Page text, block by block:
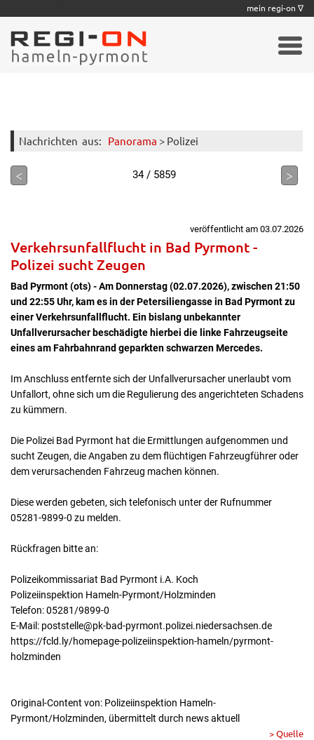
Nachrichten aus: Panorama > Polizei
< 34 / 5859 >
veröffentlicht am 03.07.2026
Verkehrsunfallflucht in Bad Pyrmont -
Polizei sucht Zeugen
Bad Pyrmont (ots) - Am Donnerstag (02.07.2026), zwischen 21:50
und 22:55 Uhr, kam es in der Petersiliengasse in Bad Pyrmont zu
einer Verkehrsunfallflucht. Ein bislang unbekannter
Unfallverursacher beschädigte hierbei die linke Fahrzeugseite
eines am Fahrbahnrand geparkten schwarzen Mercedes.
Im Anschluss entfernte sich der Unfallverursacher unerlaubt vom
Unfallort, ohne sich um die Regulierung des angerichteten Schadens
zu kümmern.
Die Polizei Bad Pyrmont hat die Ermittlungen aufgenommen und
sucht Zeugen, die Angaben zu dem flüchtigen Fahrzeugführer oder
dem verursachenden Fahrzeug machen können.
Diese werden gebeten, sich telefonisch unter der Rufnummer
05281-9899-0 zu melden.
Rückfragen bitte an:
Polizeikommissariat Bad Pyrmont i.A. Koch
Polizeiinspektion Hameln-Pyrmont/Holzminden
Telefon: 05281/9899-0
E-Mail: poststelle@pk-bad-pyrmont.polizei.niedersachsen.de
https://fcld.ly/homepage-polizeiinspektion-hameln/pyrmont-
holzminden
Original-Content von: Polizeiinspektion Hameln-
Pyrmont/Holzminden, übermittelt durch news aktuell
> Quelle
mein regi-on ∇